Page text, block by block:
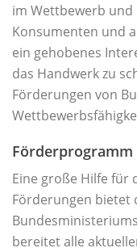
im Wettbewerb
Konsumenten und
ein gehobenes
das Handwerk zu
Förderungen von
Förderprogramm
Eine große Hilfe für
Förderungen bietet
bereitet alle